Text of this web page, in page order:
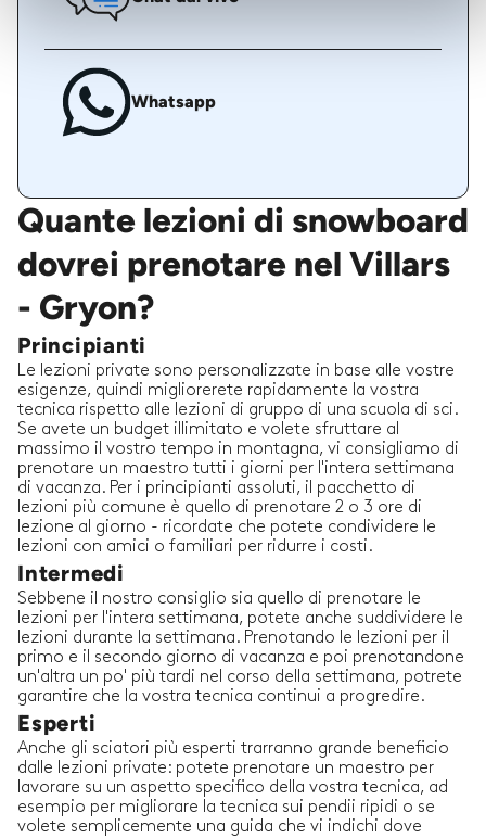
Whatsapp
Quante lezioni di snowboard
dovrei prenotare nel Villars
- Gryon?
Principianti
Le lezioni private sono personalizzate in base alle vostre
esigenze, quindi migliorerete rapidamente la vostra
tecnica rispetto alle lezioni di gruppo di una scuola di sci.
Se avete un budget illimitato e volete sfruttare al
massimo il vostro tempo in montagna, vi consigliamo di
prenotare un maestro tutti i giorni per l'intera settimana
di vacanza. Per i principianti assoluti, il pacchetto di
lezioni più comune è quello di prenotare 2 o 3 ore di
lezione al giorno - ricordate che potete condividere le
lezioni con amici o familiari per ridurre i costi.
Intermedi
Sebbene il nostro consiglio sia quello di prenotare le
lezioni per l'intera settimana, potete anche suddividere le
lezioni durante la settimana. Prenotando le lezioni per il
primo e il secondo giorno di vacanza e poi prenotandone
un'altra un po' più tardi nel corso della settimana, potrete
garantire che la vostra tecnica continui a progredire.
Esperti
Anche gli sciatori più esperti trarranno grande beneficio
dalle lezioni private: potete prenotare un maestro per
lavorare su un aspetto specifico della vostra tecnica, ad
esempio per migliorare la tecnica sui pendii ripidi o se
volete semplicemente una guida che vi indichi dove